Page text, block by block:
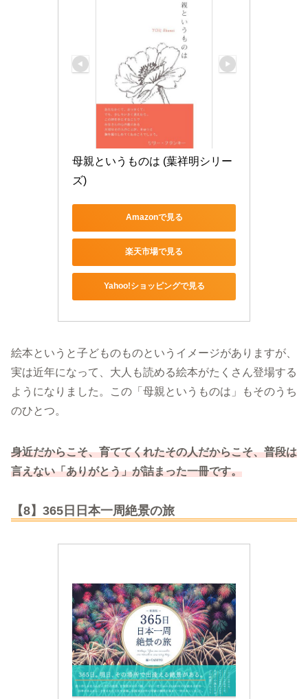
母親というものは (葉祥明シリー
ズ)
Amazonで見る
楽天市場で見る
Yahoo!ショッピングで見る
絵本というと子どものものというイメージがありますが、
実は近年になって、大人も読める絵本がたくさん登場する
ようになりました。この「母親というものは」もそのうち
のひとつ。
身近だからこそ、育ててくれたその人だからこそ、普段は
言えない「ありがとう」が詰まった一冊です。
【8】365日日本一周絶景の旅